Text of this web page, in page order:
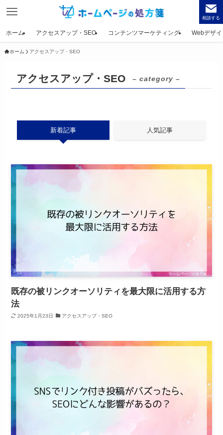
相談する
ホーム アクセスアップ・SEO コンテンツマーケティング Webデザ
ホーム アクセスアップ・SEO
アクセスアップ・SEO – category –
新着記事 人気記事
既存の被リンクオーソリティを最大限に活用する方
法
2025年1月23日 アクセスアップ・SEO